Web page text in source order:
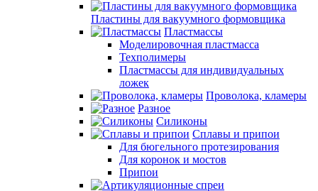
Пластины для вакуумного формовщика
Пластмассы
Моделировочная пластмасса
Техполимеры
Пластмассы для индивидуальных
ложек
Проволока, кламеры
Разное
Силиконы
Сплавы и припои
Для бюгельного протезирования
Для коронок и мостов
Припои